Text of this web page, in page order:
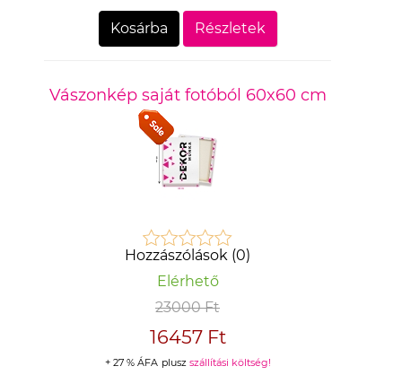
Kosárba Részletek
Vászonkép saját fotóból 60x60 cm
Hozzászólások (0)
Elérhető
23000 Ft
16457 Ft
+ 27 % ÁFA plusz szállítási költség!